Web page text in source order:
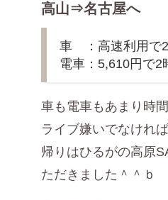
高山⇒名古屋へ
車 ：高速利用で
電車：5,610円で2
車も電車もあまり時
ライブ嫌いでなけれ
帰りはひるがの高原
ただきました＾＾ｂ